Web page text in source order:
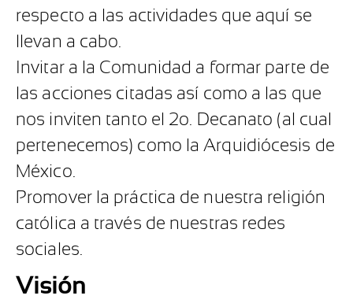
respecto a las actividades que aquí se
llevan a cabo.
Invitar a la Comunidad a formar parte de
las acciones citadas así como a las que
nos inviten tanto el 2o. Decanato (al cual
pertenecemos) como la Arquidiócesis de
México.
Promover la práctica de nuestra religión
católica a través de nuestras redes
sociales.
Visión